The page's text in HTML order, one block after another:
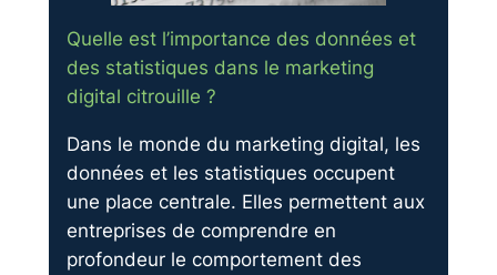
Quelle est l’importance des données et
des statistiques dans le marketing
digital citrouille ?
Dans le monde du marketing digital, les
données et les statistiques occupent
une place centrale. Elles permettent aux
entreprises de comprendre en
profondeur le comportement des